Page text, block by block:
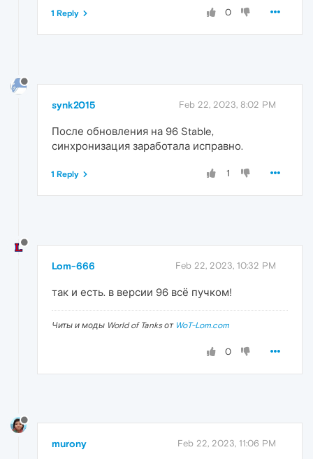
0
1 Reply
synk2015 Feb 22, 2023, 8:02 PM
После обновления на 96 Stable,
синхронизация заработала исправно.
1
1 Reply
Lom-666 Feb 22, 2023, 10:32 PM
так и есть. в версии 96 всё пучком!
Читы и моды World of Tanks от WoT-Lom.com
0
murony Feb 22, 2023, 11:06 PM